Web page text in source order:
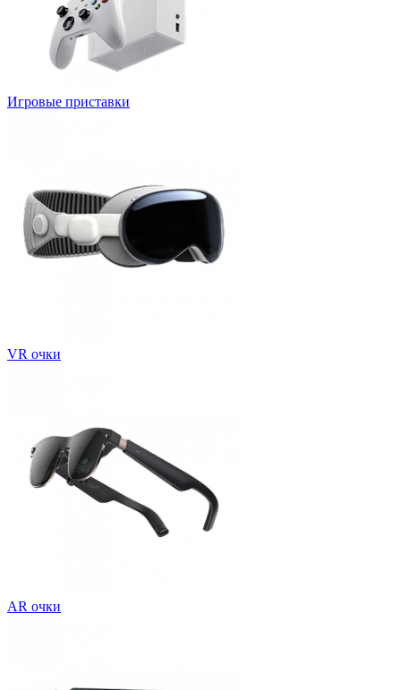
Игровые приставки
VR очки
AR очки